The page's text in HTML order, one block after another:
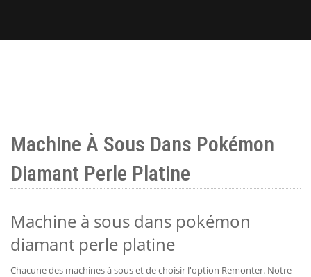
Machine À Sous Dans Pokémon
Diamant Perle Platine
Machine à sous dans pokémon
diamant perle platine
Chacune des machines à sous et de choisir l'option Remonter. Notre